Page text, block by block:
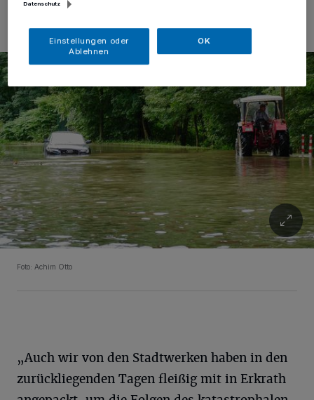
Foto: Achim Otto
„Auch wir von den Stadtwerken haben in den
zurückliegenden Tagen fleißig mit in Erkrath
Datenschutz
Einstellungen oder
Ablehnen
OK